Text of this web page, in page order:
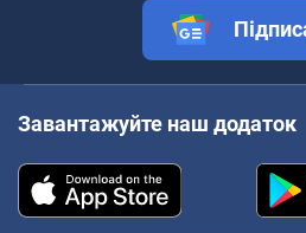
Завантажуйте наш додаток